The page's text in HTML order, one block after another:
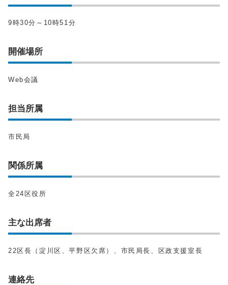
9時30分～10時51分
開催場所
Web会議
担当所属
市民局
関係所属
全24区役所
主な出席者
22区長（淀川区、平野区欠席）、市民局長、区政支援室長
連絡先